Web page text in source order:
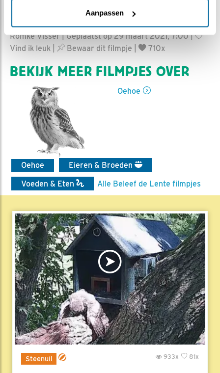
Aanpassen
Romke Visser | Geplaatst op 29 maart 2021, 7:00 |
Vind ik leuk
Bewaar dit filmpje 710x
BEKIJK MEER FILMPJES OVER
Oehoe
Oehoe
Eieren & Broeden
Voeden & Eten
Alle Beleef de Lente filmpjes
Steenuil 81x
933x